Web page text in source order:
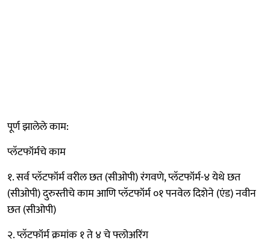
पूर्ण झालेले काम:
प्लॅटफॉर्मचे काम
१. सर्व प्लॅटफॉर्म वरील छत (सीओपी) रंगवणे, प्लॅटफॉर्म-४ येथे छत
(सीओपी) दुरुस्तीचे काम आणि प्लॅटफॉर्म ०१ पनवेल दिशेने (एंड) नवीन
छत (सीओपी)
२. प्लॅटफॉर्म क्रमांक १ ते ४ चे फ्लोअरिंग